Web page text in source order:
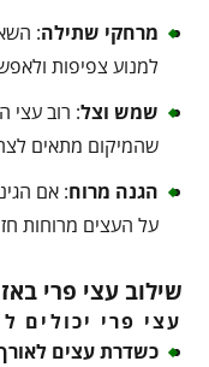
מרחקי שתילה:
למנוע צפיפות
שמש וצל: רוב עצי
שהמיקום מתאים
הגנה מרוח: אם
על העצים מרוחות
שילוב עצי פרי
עצי פרי יכולים
כשדרת עצים